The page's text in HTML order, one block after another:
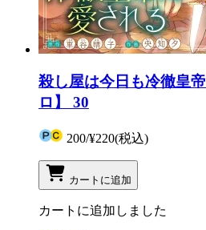
殺し屋は今日も冷徹皇
ロ】 30
200/¥220(税込)
カートに追加
カートに追加しました